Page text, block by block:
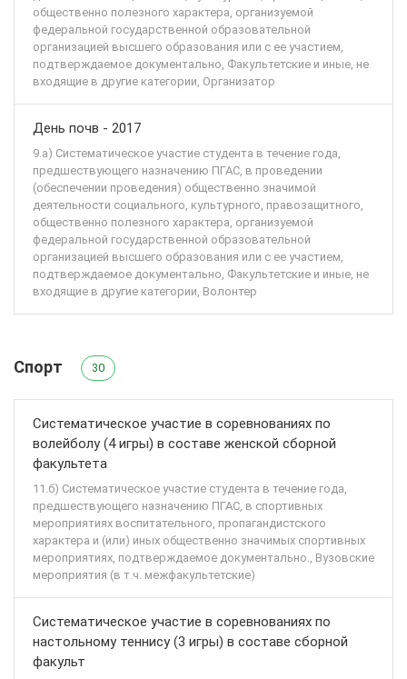
общественно полезного характера, организуемой
федеральной государственной образовательной
организацией высшего образования или с ее участием,
подтверждаемое документально, Факультетские и иные, не
входящие в другие категории, Организатор
День почв - 2017
9.а) Систематическое участие студента в течение года,
предшествующего назначению ПГАС, в проведении
(обеспечении проведения) общественно значимой
деятельности социального, культурного, правозащитного,
общественно полезного характера, организуемой
федеральной государственной образовательной
организацией высшего образования или с ее участием,
подтверждаемое документально, Факультетские и иные, не
входящие в другие категории, Волонтер
Спорт 30
Систематическое участие в соревнованиях по
волейболу (4 игры) в составе женской сборной
факультета
11.б) Систематическое участие студента в течение года,
предшествующего назначению ПГАС, в спортивных
мероприятиях воспитательного, пропагандистского
характера и (или) иных общественно значимых спортивных
мероприятиях, подтверждаемое документально., Вузовские
мероприятия (в т.ч. межфакультетские)
Систематическое участие в соревнованиях по
настольному теннису (3 игры) в составе сборной
факульт